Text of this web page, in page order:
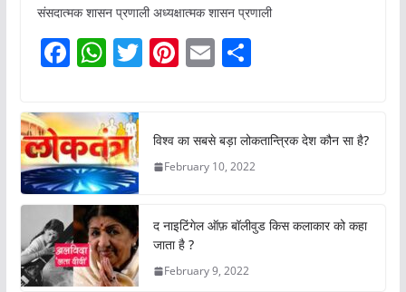
संसदात्मक शासन प्रणाली अध्यक्षात्मक शासन प्रणाली
F
c
e
b
o
o
k
W
at
s
A
p
p
T
er
Pi
e
st
E
l
S
e
विश्व का सबसे बड़ा लोकतान्त्रिक देश कौन सा है?
February 10, 2022
द नाइटिंगेल ऑफ़ बॉलीवुड किस कलाकार को कहा
जाता है ?
February 9, 2022